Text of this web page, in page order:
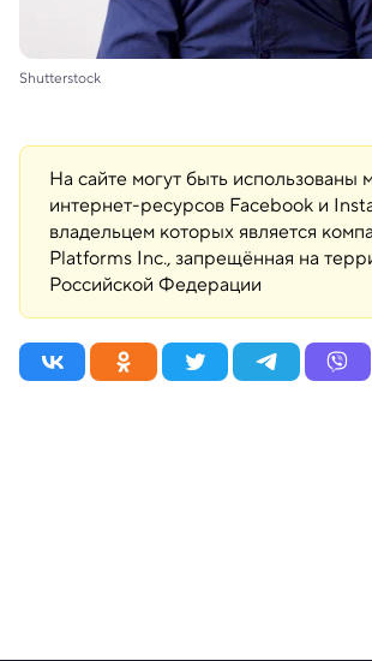
Shutterstock
На сайте могут быть использованы
интернет-ресурсов Facebook и
владельцем которых является
Platforms Inc., запрещённая на
Российской Федерации